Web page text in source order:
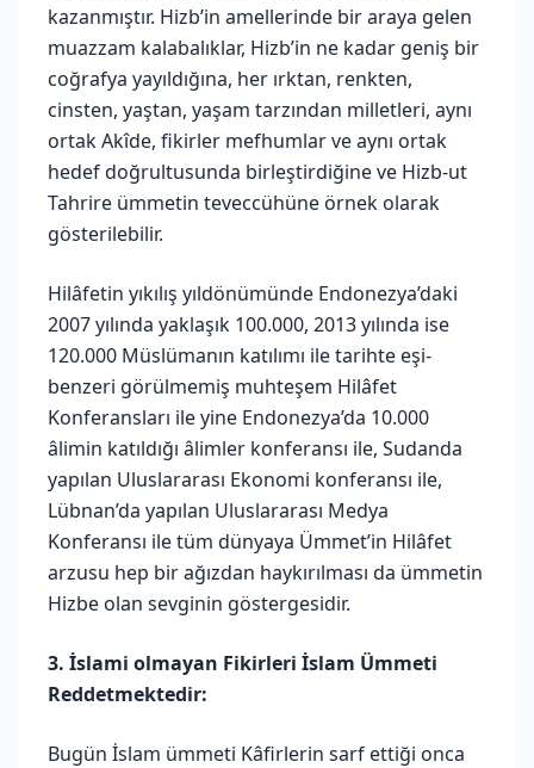
kazanmıştır. Hizb’in amellerinde bir araya gelen
muazzam kalabalıklar, Hizb’in ne kadar geniş bir
coğrafya yayıldığına, her ırktan, renkten,
cinsten, yaştan, yaşam tarzından milletleri, aynı
ortak Akîde, fikirler mefhumlar ve aynı ortak
hedef doğrultusunda birleştirdiğine ve Hizb-ut
Tahrire ümmetin teveccühüne örnek olarak
gösterilebilir.
Hilâfetin yıkılış yıldönümünde Endonezya’daki
2007 yılında yaklaşık 100.000, 2013 yılında ise
120.000 Müslümanın katılımı ile tarihte eşi-
benzeri görülmemiş muhteşem Hilâfet
Konferansları ile yine Endonezya’da 10.000
âlimin katıldığı âlimler konferansı ile, Sudanda
yapılan Uluslararası Ekonomi konferansı ile,
Lübnan’da yapılan Uluslararası Medya
Konferansı ile tüm dünyaya Ümmet’in Hilâfet
arzusu hep bir ağızdan haykırılması da ümmetin
Hizbe olan sevginin göstergesidir.
3. İslami olmayan Fikirleri İslam Ümmeti
Reddetmektedir:
Bugün İslam ümmeti Kâfirlerin sarf ettiği onca